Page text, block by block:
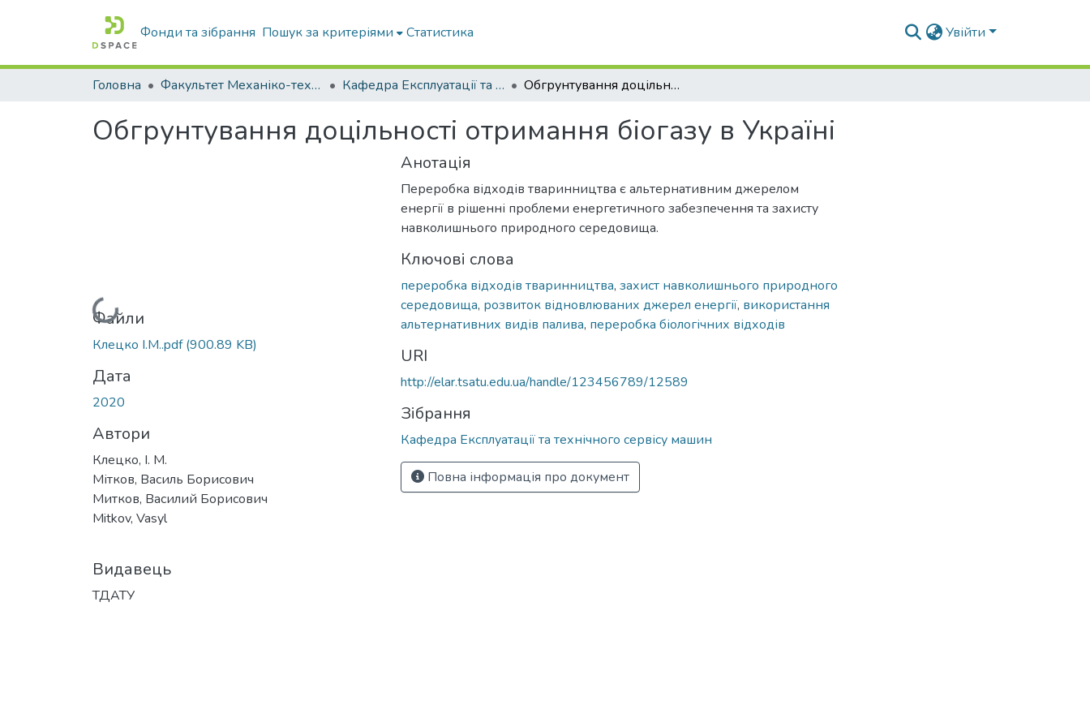
Фонди та зібрання Пошук за критеріями Статистика Увійти
Головна Факультет Механіко-технологічний Кафедра Експлуатації та технічного сервісу машин Обгрунтування доцільності отримання біогазу в Україні
Обгрунтування доцільності отримання біогазу в Україні
Вантажиться...
Файли
Клецко І.М..pdf(900.89 KB)
Дата
2020
Автори
Клецко, І. М.
Мітков, Василь Борисович
Митков, Василий Борисович
Mitkov, Vasyl
Видавець
ТДАТУ
Анотація
Переробка відходів тваринництва є альтернативним джерелом
енергії в рішенні проблеми енергетичного забезпечення та захисту
навколишнього природного середовища.
Ключові слова
переробка відходів тваринництва, захист навколишнього природного
середовища, розвиток відновлюваних джерел енергії, використання
альтернативних видів палива, переробка біологічних відходів
URI
http://elar.tsatu.edu.ua/handle/123456789/12589
Зібрання
Кафедра Експлуатації та технічного сервісу машин
Повна інформація про документ